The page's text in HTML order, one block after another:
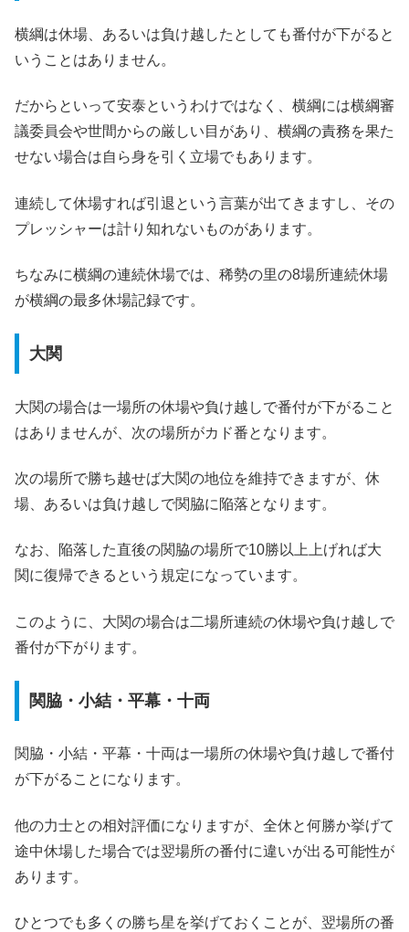
横綱は休場、あるいは負け越したとしても番付が下がると
いうことはありません。
だからといって安泰というわけではなく、横綱には横綱審
議委員会や世間からの厳しい目があり、横綱の責務を果た
せない場合は自ら身を引く立場でもあります。
連続して休場すれば引退という言葉が出てきますし、その
プレッシャーは計り知れないものがあります。
ちなみに横綱の連続休場では、稀勢の里の8場所連続休場
が横綱の最多休場記録です。
大関
大関の場合は一場所の休場や負け越しで番付が下がること
はありませんが、次の場所がカド番となります。
次の場所で勝ち越せば大関の地位を維持できますが、休
場、あるいは負け越しで関脇に陥落となります。
なお、陥落した直後の関脇の場所で10勝以上上げれば大
関に復帰できるという規定になっています。
このように、大関の場合は二場所連続の休場や負け越しで
番付が下がります。
関脇・小結・平幕・十両
関脇・小結・平幕・十両は一場所の休場や負け越しで番付
が下がることになります。
他の力士との相対評価になりますが、全休と何勝か挙げて
途中休場した場合では翌場所の番付に違いが出る可能性が
あります。
ひとつでも多くの勝ち星を挙げておくことが、翌場所の番